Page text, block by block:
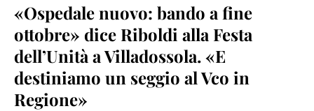
«Ospedale nuovo: bando a fine
ottobre» dice Riboldi alla Festa
dell’Unità a Villadossola. «E
destiniamo un seggio al Vco in
Regione»